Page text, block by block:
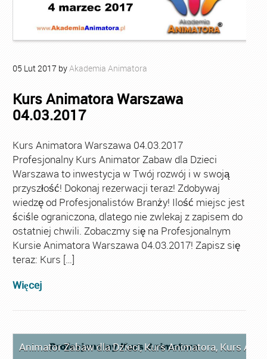
05 Lut2017 byAkademia Animatora
Kurs Animatora Warszawa
04.03.2017
Kurs Animatora Warszawa 04.03.2017
Profesjonalny Kurs Animator Zabaw dla Dzieci
Warszawa to inwestycja w Twój rozwój i w swoją
przyszłość! Dokonaj rezerwacji teraz! Zdobywaj
wiedzę od Profesjonalistów Branży! Ilość miejsc jest
ściśle ograniczona, dlatego nie zwlekaj z zapisem do
ostatniej chwili. Zobaczmy się na Profesjonalnym
Kursie Animatora Warszawa 04.03.2017! Zapisz się
teraz: Kurs […]
Więcej
Animator Zabaw dla Dzieci,Kurs Animatora, Kurs